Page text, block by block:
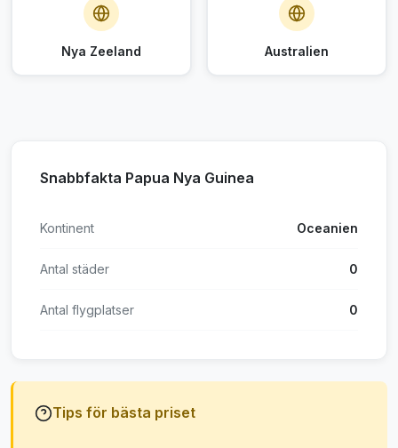
Nya Zeeland Australien
Snabbfakta Papua Nya Guinea
Kontinent Oceanien
Antal städer 0
Antal flygplatser 0
Tips för bästa priset